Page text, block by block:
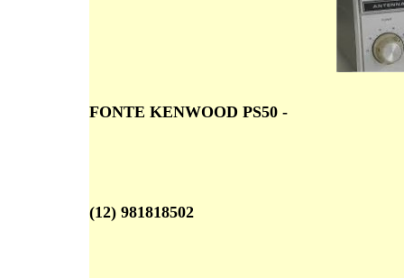
FONTE KENWOOD PS50 -
(12) 981818502